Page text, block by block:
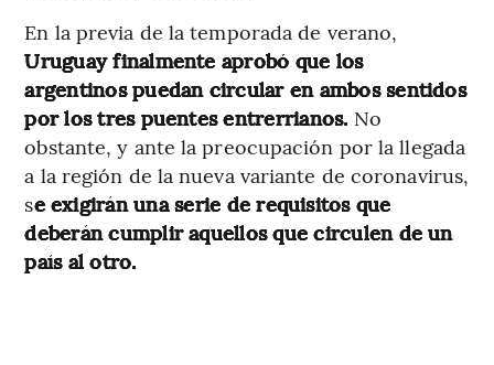
En la previa de la temporada de verano,
Uruguay finalmente aprobó que los
argentinos puedan circular en ambos sentidos
por los tres puentes entrerrianos. No
obstante, y ante la preocupación por la llegada
a la región de la nueva variante de coronavirus,
se exigirán una serie de requisitos que
deberán cumplir aquellos que circulen de un
país al otro.